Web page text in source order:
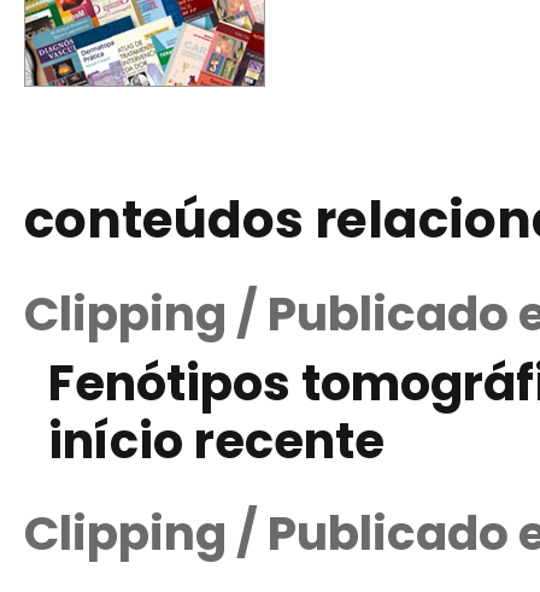
conteúdos
Clipping / Publicado
Fenótipos
início recente
Clipping / Publicado